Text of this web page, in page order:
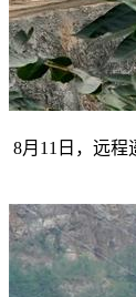
8月11日，远